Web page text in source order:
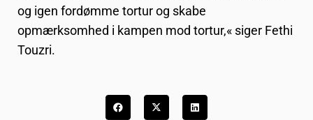
og igen fordømme tortur og skabe
opmærksomhed i kampen mod tortur,« siger Fethi
Touzri.